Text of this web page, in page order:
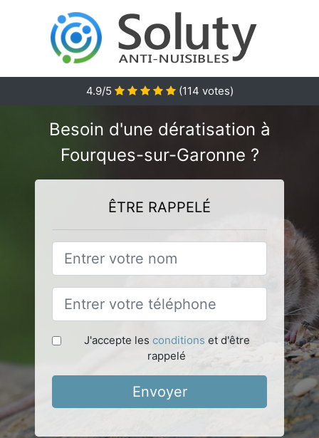
4.9/5 (114 votes)
Besoin d'une dératisation à
Fourques-sur-Garonne ?
ÊTRE RAPPELÉ
J'accepte les conditions et d'être
rappelé
Envoyer